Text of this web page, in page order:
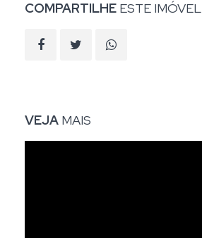
COMPARTILHE ESTE IMÓVEL
VEJA MAIS